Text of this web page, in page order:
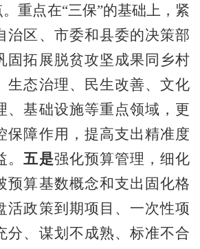
重点在“三保”的基础上，紧
治区、市委和县委的决策部
固拓展脱贫攻坚成果同乡村
生态治理、民生改善、文化
、基础设施等重点领域，更
保障作用，提高支出精准度
。五是强化预算管理，细化
预算基数概念和支出固化格
活政策到期项目、一次性项
分、谋划不成熟、标准不合